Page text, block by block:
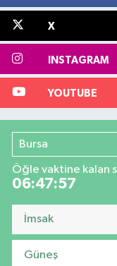
X
INSTAGRAM
YOUTUBE
Bursa
Öğle vaktine kalan
06:47:56
İmsak
Güneş